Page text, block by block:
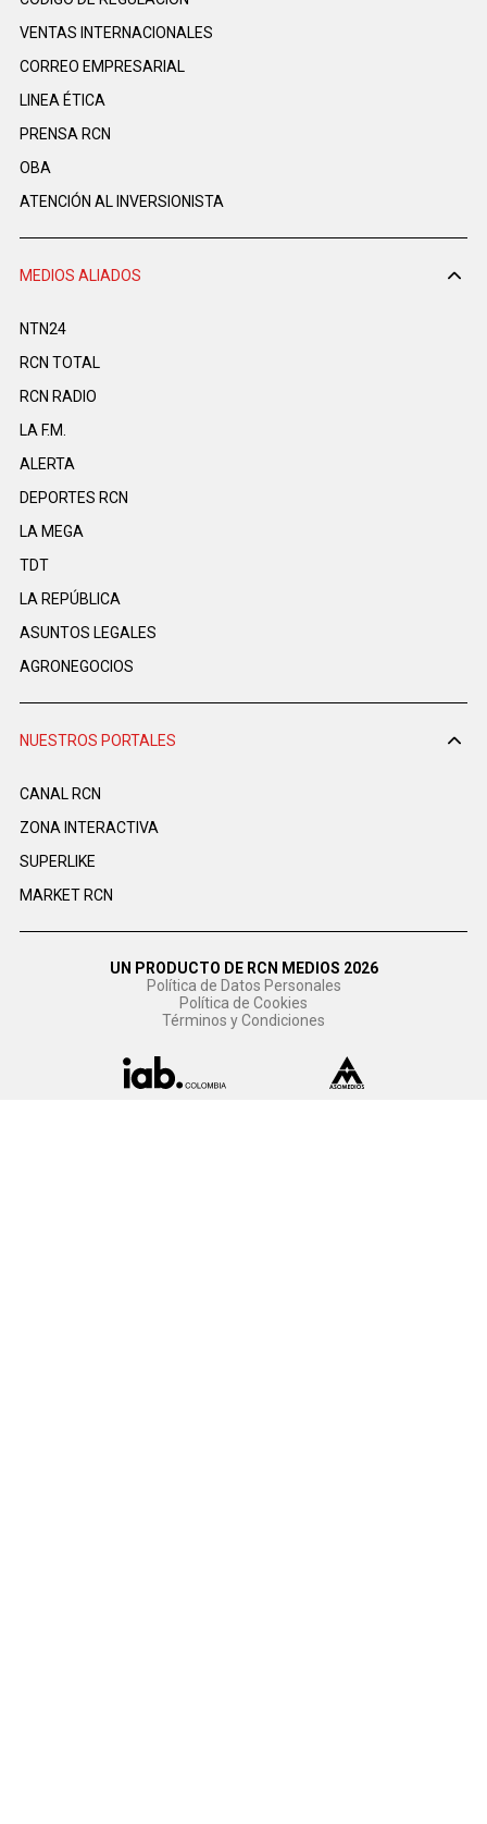
VENTAS INTERNACIONALES
CORREO EMPRESARIAL
LINEA ÉTICA
PRENSA RCN
OBA
ATENCIÓN AL INVERSIONISTA
MEDIOS ALIADOS
NTN24
RCN TOTAL
RCN RADIO
LA F.M.
ALERTA
DEPORTES RCN
LA MEGA
TDT
LA REPÚBLICA
ASUNTOS LEGALES
AGRONEGOCIOS
NUESTROS PORTALES
CANAL RCN
ZONA INTERACTIVA
SUPERLIKE
MARKET RCN
UN PRODUCTO DE RCN MEDIOS 2026
Política de Datos Personales
Política de Cookies
Términos y Condiciones